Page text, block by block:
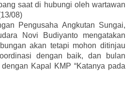
saat di hubungi oleh wartawan
08)
Pengusaha Angkutan Sungai,
Novi Budiyanto mengatakan
akan tetapi mohon ditinjau
dengan baik, dan bulan
Kapal KMP “Katanya pada